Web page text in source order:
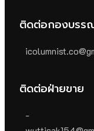
ติดต่อกองบรร
ติดต่อฝ่ายขาย
-